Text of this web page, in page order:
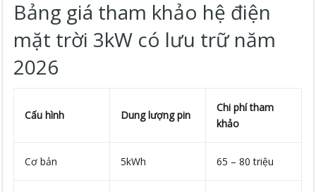
Bảng giá tham khảo hệ điện
mặt trời 3kW có lưu trữ năm
2026
Cấu hình Dung lượng pin
Chi phí tham
khảo
Cơ bản 5kWh 65 – 80 triệu